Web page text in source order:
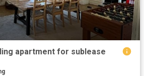
apartment for sublease